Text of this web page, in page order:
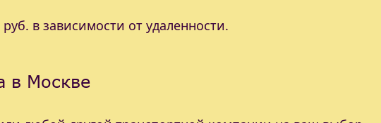
в зависимости от удаленности.
в Москве